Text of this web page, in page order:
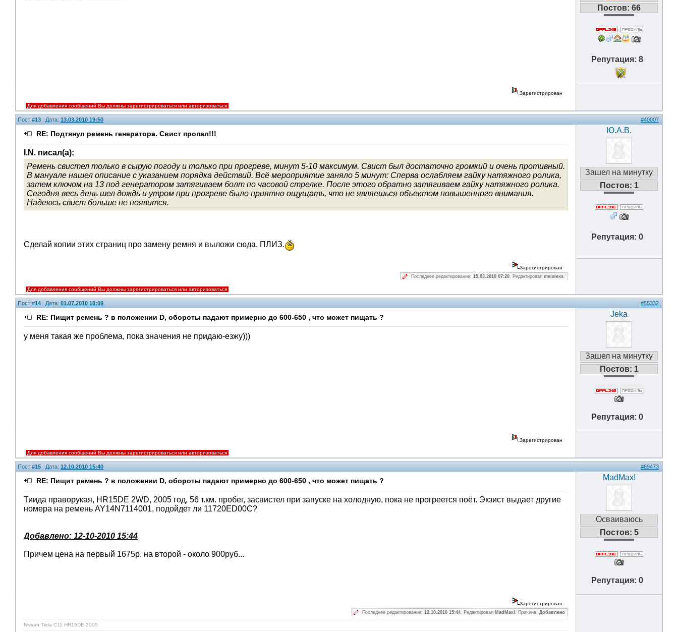
Постов: 66
Репутация: 8
Зарегистрирован
Для добавления сообщений Вы должны зарегистрироваться или авторизоваться
Пост #13 Дата: 13.03.2010 19:50 #40007
RE: Подтянул ремень генератора. Свист пропал!!!
I.N. писал(а):
Ремень свистел только в сырую погоду и только при прогреве, минут 5-10 максимум. Свист был достаточно громкий и очень противный.
В мануале нашел описание с указанием порядка действий. Всё мероприятие заняло 5 минут: Сперва ослабляем гайку натяжного ролика,
затем ключом на 13 под генератором затягиваем болт по часовой стрелке. После этого обратно затягиваем гайку натяжного ролика.
Сегодня весь день шел дождь и утром при прогреве было приятно ощущать, что не являешься объектом повышенного внимания.
Надеюсь свист больше не появится.
Сделай копии этих страниц про замену ремня и выложи сюда, ПЛИЗ.
Ю.А.В.
Зашел на минутку
Постов: 1
Репутация: 0
Зарегистрирован
Последнее редактирование: 15.03.2010 07:20. Редактировал melalexs.
Для добавления сообщений Вы должны зарегистрироваться или авторизоваться
Пост #14Дата: 01.07.2010 18:09 #55332
RE: Пищит ремень ? в положении D, обороты падают примерно до 600-650 , что может пищать ?
у меня такая же проблема, пока значения не придаю-езжу)))
Jeka
Зашел на минутку
Постов: 1
Репутация: 0
Зарегистрирован
Для добавления сообщений Вы должны зарегистрироваться или авторизоваться
Пост #15 Дата: 12.10.2010 15:40 #69473
RE: Пищит ремень ? в положении D, обороты падают примерно до 600-650 , что может пищать ?
Тиида праворукая, HR15DE 2WD, 2005 год, 56 т.км. пробег, засвистел при запуске на холодную, пока не прогреется поёт. Экзист выдает другие
номера на ремень AY14N7114001, подойдет ли 11720ED00C?
Добавлено: 12-10-2010 15:44
Причем цена на первый 1675р, на второй - около 900руб...
MadMax!
Осваиваюсь
Постов: 5
Репутация: 0
Зарегистрирован
Последнее редактирование: 12.10.2010 15:44. Редактировал MadMax!. Причина: Добавлено
Nissan Tiida C11 HR15DE 2005